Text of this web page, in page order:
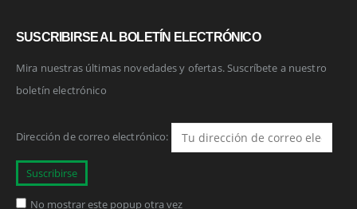
SUSCRIBIRSE AL BOLETÍN ELECTRÓNICO
Mira nuestras últimas novedades y ofertas. Suscríbete a nuestro
boletín electrónico
Dirección de correo electrónico:
No mostrar este popup otra vez